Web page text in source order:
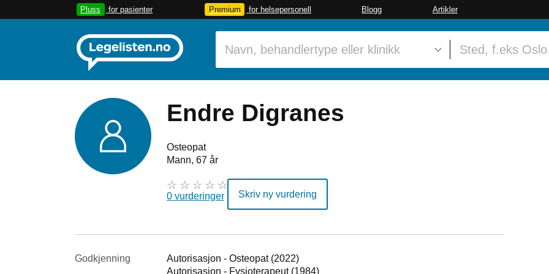
Pluss for pasienter Premium for helsepersonell Blogg Artikler
Endre Digranes
Osteopat
Mann, 67 år
0 vurderinger Skriv ny vurdering
Godkjenning
Autorisasjon - Osteopat (2022)
Autorisasjon - Fysioterapeut (1984)